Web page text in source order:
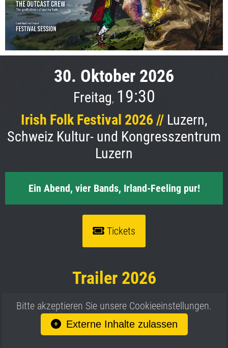
30. Oktober 2026
Freitag, 19:30
Irish Folk Festival 2026 // Luzern,
Schweiz Kultur- und Kongresszentrum
Luzern
Ein Abend, vier Bands, Irland-Feeling pur!
Tickets
Trailer 2026
Bitte akzeptieren Sie unsere Cookieeinstellungen.
Externe Inhalte zulassen